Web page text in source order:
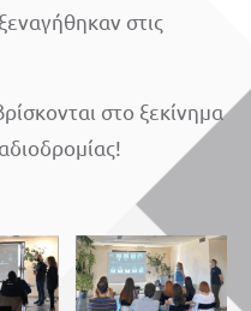
στις
στο ξεκίνημα